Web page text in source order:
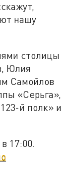
нашу
столицы
Юлия
Самойлов
«Серьга»,
й полк» и
17:00.